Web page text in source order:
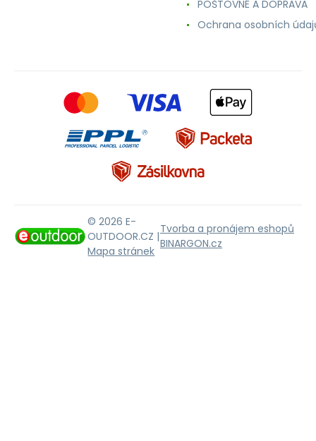
POŠTOVNÉ A DOPRAVA
Ochrana osobních
© 2026 E-
OUTDOOR.CZ |
Mapa stránek
Tvorba a pronájem eshopů
BINARGON.cz